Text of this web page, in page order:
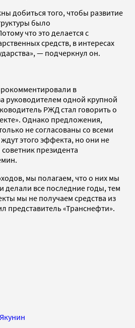
добиться того, чтобы развитие
было
что это делается с
средств, в интересах
— подчеркнул он.
в
руководителем одной крупной
РЖД стал говорить о
Однако предложения,
не согласованы со всеми
этого эффекта, но они не
президента
мы полагаем, что о них мы
делали все последние годы, тем
мы не получаем средства из
представитель «Транснефти».